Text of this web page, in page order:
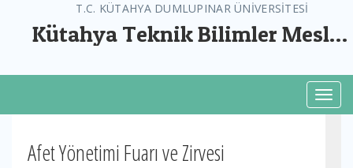
T.C. KÜTAHYA DUMLUPINAR ÜNİVERSİTESİ
Kütahya Teknik Bilimler Meslek
Afet Yönetimi Fuarı ve Zirvesi